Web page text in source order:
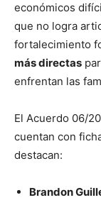
económicos
que no logra
fortalecimiento
más directas
enfrentan las
El Acuerdo 06/
cuentan con
destacan:
Brandon